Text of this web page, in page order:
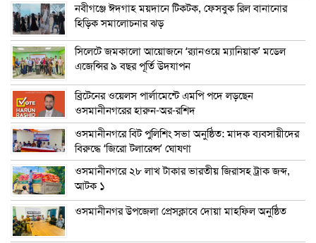
নবীগঞ্জে ঈদগাহ ময়দানে টিকটক, ফেসবুক রিল বানানোর
হিড়িক সমালোচনার ঝড়
সিলেটে জমকালো আয়োজনে ‘র‍্যানওয়ে ম্যানিয়াক’ মডেল
এজেন্সির ৯ বছর পূর্তি উদযাপন
ব্রিটেনের ওয়েলস পার্লামেন্টে এমপি পদে লড়ছেন
ওসমানীনগরের হারুন-অর-রশিদ
ওসমানীনগরে বিট পুলিশিং সভা অনুষ্ঠিত: মাদক ব্যবসায়ীদের
বিরুদ্ধে ‘জিরো টলারেন্স’ ঘোষণা
ওসমানীনগরে ২৮ লাখ টাকার ভারতীয় জিরাসহ ট্রাক জব্দ,
আটক ১
ওসমানীনগর উপজেলা প্রেসক্লাবে দোয়া মাহফিল অনুষ্ঠিত